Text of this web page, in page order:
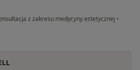
z zakresu medycyny estetycznej •